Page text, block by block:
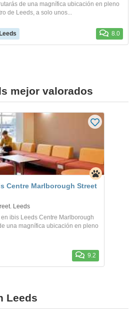
de una magnífica ubicación en pleno
de Leeds, a solo unos...
Leeds 8.0
mejor valorados
Centre Marlborough Street
Leeds
ibis Leeds Centre Marlborough
una magnífica ubicación en pleno
9.2
Leeds